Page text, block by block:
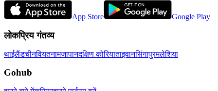
App Store Google Play
लोकप्रिय गंतव्य
थाईलैंडचीनवियतनामजापानदक्षिण कोरियाताइवानसिंगापुरमलेशिया
Gohub